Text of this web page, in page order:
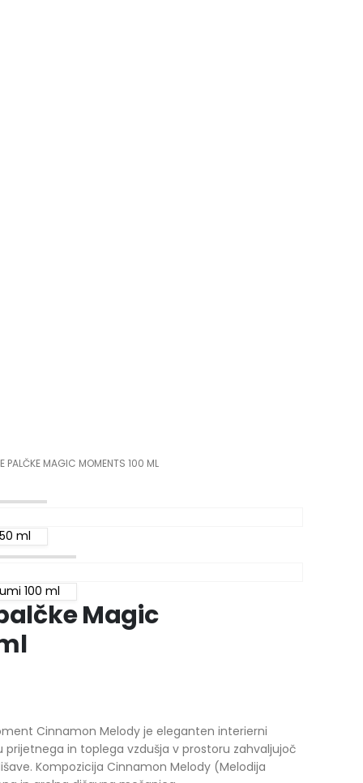
PALČKE MAGIC MOMENTS 100 ML
ml
100 ml
Magic
Cinnamon Melody je eleganten interierni
in toplega vzdušja v prostoru zahvaljujoč
Kompozicija Cinnamon Melody (Melodija